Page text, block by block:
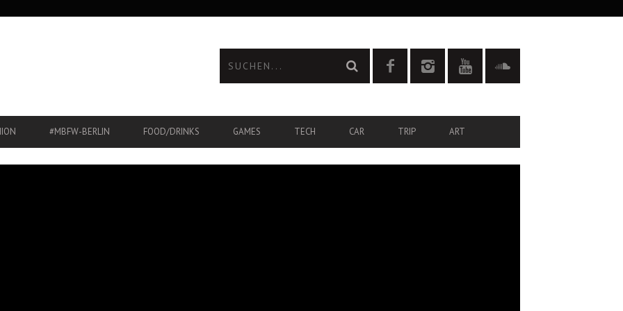
#MBFW-BERLIN FOOD/DRINKS GAMES TECH CAR TRIP ART